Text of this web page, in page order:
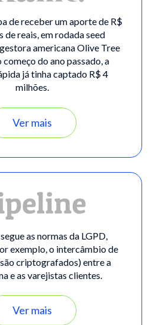
de receber um aporte de R$
de reais, em rodada seed
americana Olive Tree
do ano passado, a
já tinha captado R$ 4
milhões.
Ver mais
as normas da LGPD,
exemplo, o intercâmbio de
criptografados) entre a
e as varejistas clientes.
Ver mais